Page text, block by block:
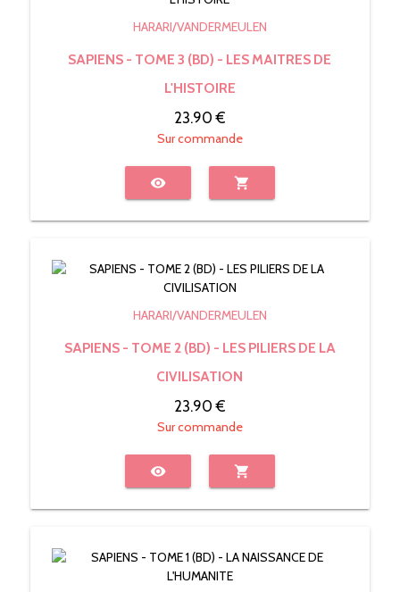
HARARI/VANDERMEULEN
SAPIENS - TOME 3 (BD) - LES MAITRES DE
L'HISTOIRE
23.90 €
Sur commande
visibility shopping_cart
HARARI/VANDERMEULEN
SAPIENS - TOME 2 (BD) - LES PILIERS DE LA
CIVILISATION
23.90 €
Sur commande
visibility shopping_cart